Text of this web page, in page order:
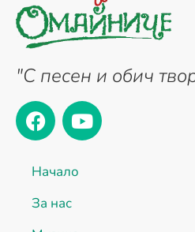
"С песен и обич
Начало
За нас